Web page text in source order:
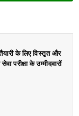
के लिए विस्तृत और
परीक्षा के उम्मीदवारों